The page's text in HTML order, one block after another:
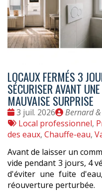
LOCAUX FERMÉS 3
SÉCURISER AVANT
MAUVAISE SURPRISE
Date
:
3 juil. 2026
Publié
par
Bernard
Tags
:
Local professionnel,
des eaux, Chauffe-eau,
Avant de laisser un
vide pendant 3 jours, 4
d'éviter une fuite
réouverture perturbée.